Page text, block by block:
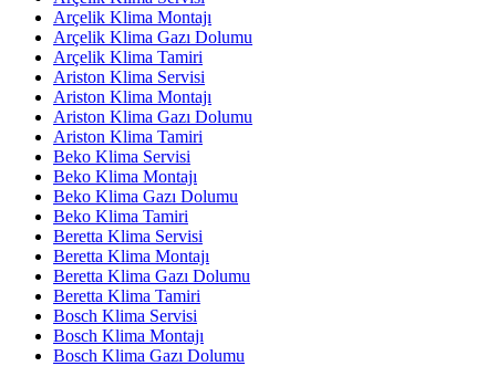
Arçelik Klima Montajı
Arçelik Klima Gazı Dolumu
Arçelik Klima Tamiri
Ariston Klima Servisi
Ariston Klima Montajı
Ariston Klima Gazı Dolumu
Ariston Klima Tamiri
Beko Klima Servisi
Beko Klima Montajı
Beko Klima Gazı Dolumu
Beko Klima Tamiri
Beretta Klima Servisi
Beretta Klima Montajı
Beretta Klima Gazı Dolumu
Beretta Klima Tamiri
Bosch Klima Servisi
Bosch Klima Montajı
Bosch Klima Gazı Dolumu